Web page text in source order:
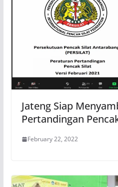
Jateng Siap
Pertandingan
February 22, 2022